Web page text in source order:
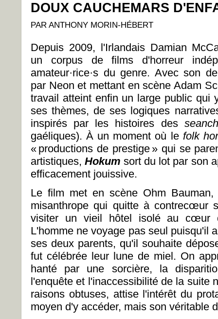
DOUX CAUCHEMARS
PAR ANTHONY MORIN-HÉBERT
Depuis 2009, l'Irlandais Damian
un corpus de films d'horreur
amateur·rice·s du genre. Avec son
par Neon et mettant en scène Adam
travail atteint enfin un large public qui
ses thèmes, de ses logiques
inspirés par les histoires des
gaéliques). À un moment où le folk
« productions de prestige » qui se
artistiques,Hokum sort du lot par son
efficacement jouissive.
Le film met en scène Ohm
misanthrope qui quitte à contrecœur
visiter un vieil hôtel isolé au cœur
L'homme ne voyage pas seul puisqu'il
ses deux parents, qu'il souhaite
fut célébrée leur lune de miel. On
hanté par une sorcière, la
l'enquête et l'inaccessibilité de la suite
raisons obtuses, attise l'intérêt du
moyen d'y accéder, mais son véritable